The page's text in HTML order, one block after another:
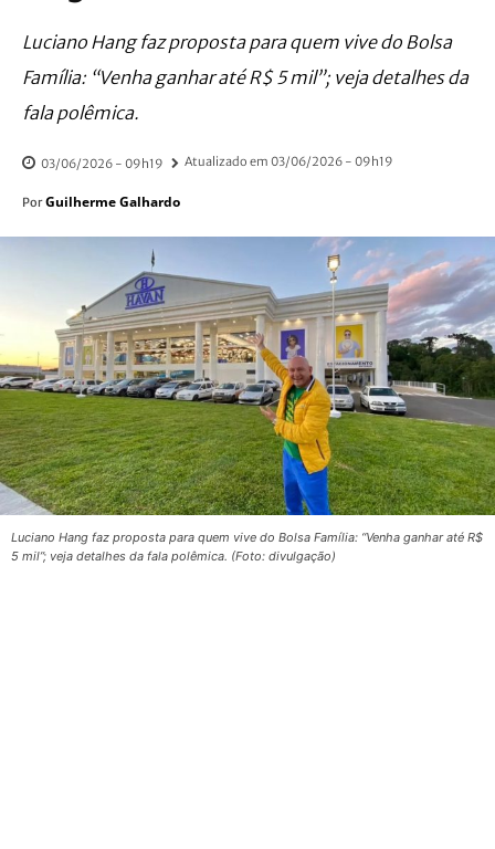
Luciano Hang faz proposta para quem vive do Bolsa
Família: “Venha ganhar até R$ 5 mil”; veja detalhes da
fala polêmica.
03/06/2026 - 09h19 Atualizado em 03/06/2026 - 09h19
Por Guilherme Galhardo
Luciano Hang faz proposta para quem vive do Bolsa Família: “Venha ganhar até R$
5 mil”; veja detalhes da fala polêmica. (Foto: divulgação)